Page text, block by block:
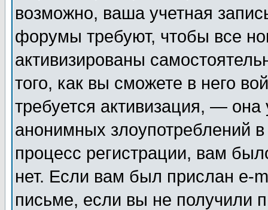
возможно, ваша учетная
форумы требуют, чтобы все
активизированы
того, как вы сможете в него
требуется активизация, —
анонимных злоупотреблений
процесс регистрации, вам
нет. Если вам был прислан e-
письме, если вы не получили